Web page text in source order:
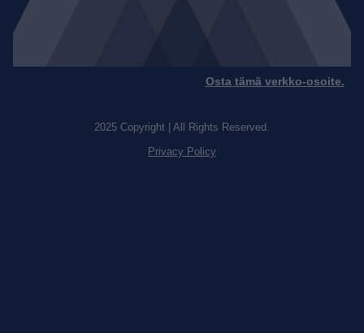
Osta tämä verkko-osoite.
2025 Copyright | All Rights Reserved.
Privacy Policy